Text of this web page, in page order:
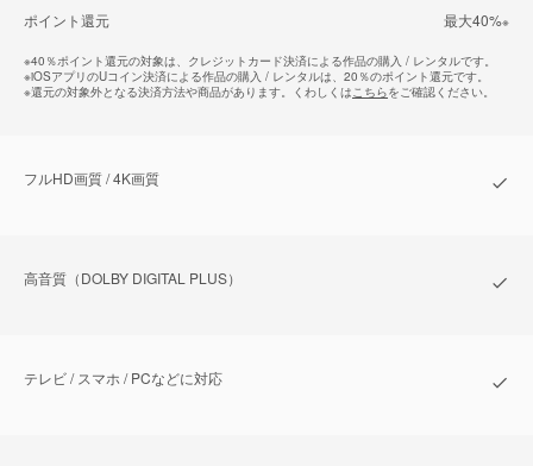
ポイント還元 最⼤40%※
※40％ポイント還元の対象は、クレジットカード決済による作品の購入 / レンタルです。
※iOSアプリのUコイン決済による作品の購入 / レンタルは、20％のポイント還元です。
※還元の対象外となる決済方法や商品があります。くわしくはこちらをご確認ください。
フルHD画質 / 4K画質
⾼⾳質（DOLBY DIGITAL PLUS）
テレビ / スマホ / PCなどに対応